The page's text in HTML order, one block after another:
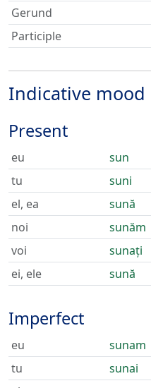
Gerund
Participle
Indicative mood
Present
eu
sun
tu
suni
el, ea
sună
noi
sunăm
voi
sunați
ei, ele
sună
Imperfect
eu
sunam
tu
sunai